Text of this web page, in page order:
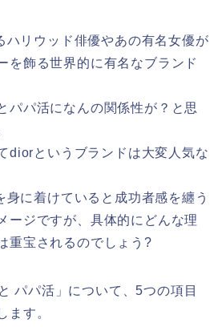
ハリウッド俳優やあの有名女優が
を飾る世界的に有名なブランド
パパ活になんの関係性が？と思
diorというブランドは大変人気な
に着けていると成功者感を纏う
ージですが、具体的にどんな理
重宝されるのでしょう?
パパ活」について、5つの項目
ます。